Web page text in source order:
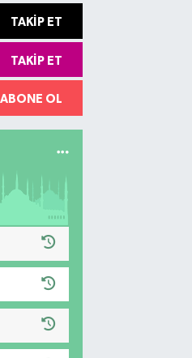
TAKIP ET
TAKIP ET
ABONE OL